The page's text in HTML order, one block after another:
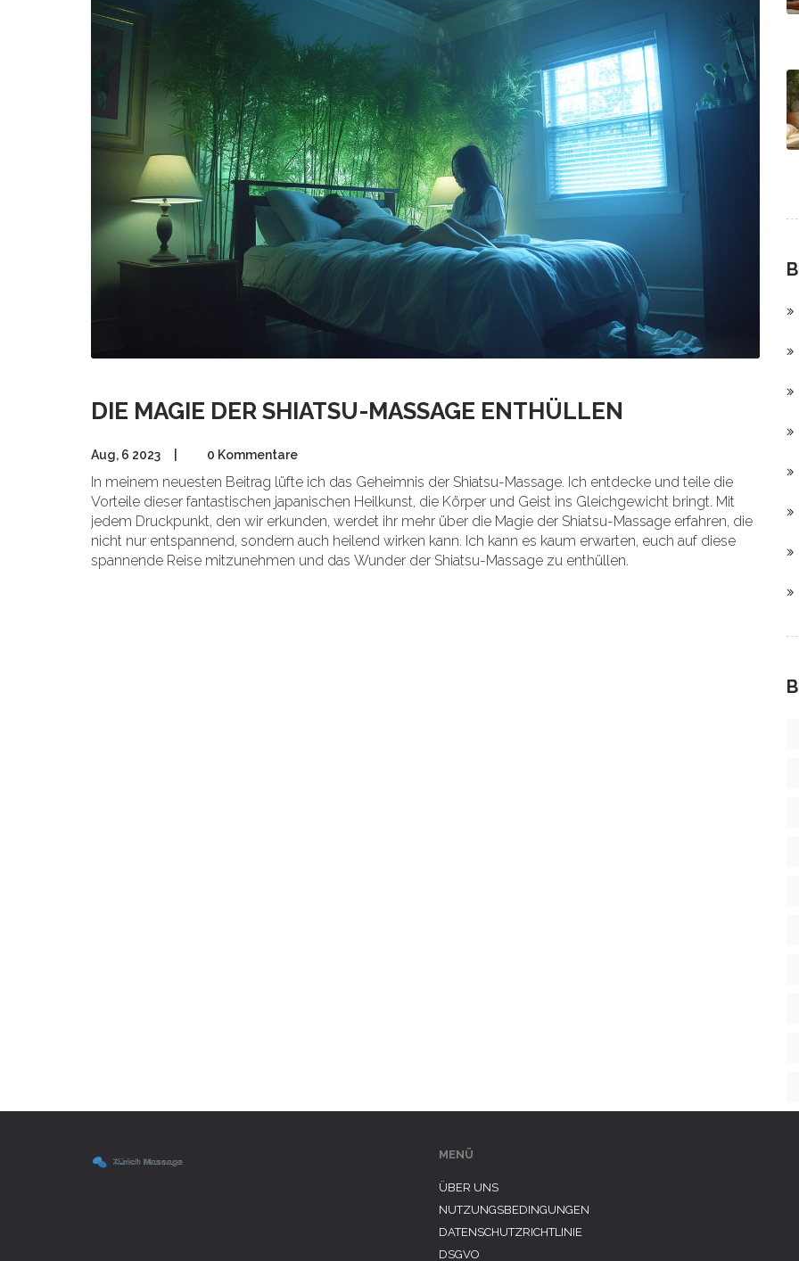
DIE MAGIE DER SHIATSU-MASSAGE ENTHÜLLEN
Aug, 6 2023 0 Kommentare
In meinem neuesten Beitrag lüfte ich das Geheimnis der Shiatsu-Massage. Ich entdecke und teile die
Vorteile dieser fantastischen japanischen Heilkunst, die Körper und Geist ins Gleichgewicht bringt. Mit
jedem Druckpunkt, den wir erkunden, werdet ihr mehr über die Magie der Shiatsu-Massage erfahren, die
nicht nur entspannend, sondern auch heilend wirken kann. Ich kann es kaum erwarten, euch auf diese
spannende Reise mitzunehmen und das Wunder der Shiatsu-Massage zu enthüllen.
MENÜ
ÜBER UNS
NUTZUNGSBEDINGUNGEN
DATENSCHUTZRICHTLINIE
DSGVO